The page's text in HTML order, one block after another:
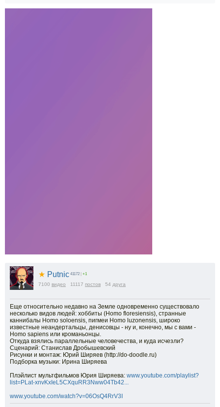
★ Putnic 41172 +1
7100 видео 11117 постов 54 друга
Еще относительно недавно на Земле одновременно существовало
несколько видов людей: хоббиты (Homo floresiensis), странные
каннибалы Homo soloensis, пигмеи Homo luzonensis, широко
известные неандертальцы, денисовцы - ну и, конечно, мы с вами -
Homo sapiens или кроманьонцы.
Откуда взялись параллельные человечества, и куда исчезли?
Сценарий: Станислав Дробышевский
Рисунки и монтаж: Юрий Ширяев (http://do-doodle.ru)
Подборка музыки: Ирина Ширяева
Плэйлист мультфильмов Юрия Ширяева: www.youtube.com/playlist?
list=PLat-xnvKxIeL5CXquRR3Nww04Tb42...
www.youtube.com/watch?v=06OsQ4RrV3I